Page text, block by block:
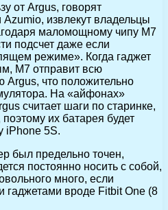
от Argus, говорят
Azumio, извлекут владельцы
маломощному чипу M7
подсчет даже если
режиме». Когда гаджет
M7 отправит всю
что положительно
На «айфонах»
считает шаги по старинке,
их батарея будет
iPhone 5S.
был предельно точен,
постоянно носить с собой,
много, если
гаджетами вроде Fitbit One (8